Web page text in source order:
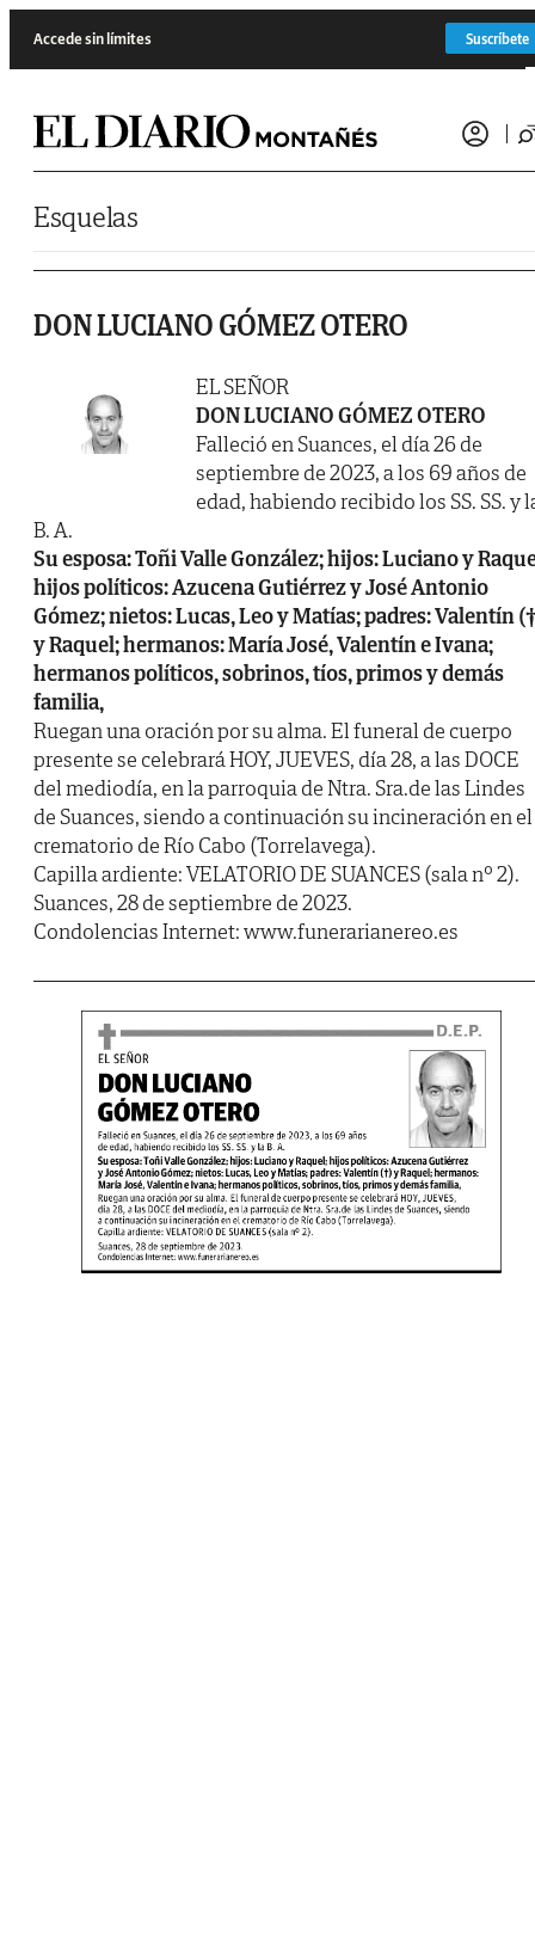
Accede sin límites Suscríbete
Esquelas
DON LUCIANO GÓMEZ OTERO
EL SEÑOR
DON LUCIANO GÓMEZ OTERO
Falleció en Suances, el día 26 de
septiembre de 2023, a los 69 años de
edad, habiendo recibido los SS. SS. y
B. A.
Su esposa: Toñi Valle González; hijos: Luciano y
hijos políticos: Azucena Gutiérrez y José Antonio
Gómez; nietos: Lucas, Leo y Matías; padres: Valentín
y Raquel; hermanos: María José, Valentín e Ivana;
hermanos políticos, sobrinos, tíos, primos y demás
familia,
Ruegan una oración por su alma. El funeral de cuerpo
presente se celebrará HOY, JUEVES, día 28, a las DOCE
del mediodía, en la parroquia de Ntra. Sra.de las Lindes
de Suances, siendo a continuación su incineración en el
crematorio de Río Cabo (Torrelavega).
Capilla ardiente: VELATORIO DE SUANCES (sala nº 2).
Suances, 28 de septiembre de 2023.
Condolencias Internet: www.funerarianereo.es